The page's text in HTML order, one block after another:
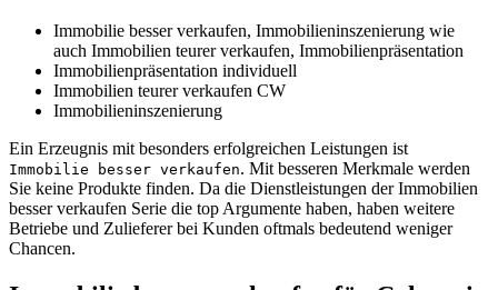
Immobilie besser verkaufen, Immobilieninszenierung wie
auch Immobilien teurer verkaufen, Immobilienpräsentation
Immobilienpräsentation individuell
Immobilien teurer verkaufen CW
Immobilieninszenierung
Ein Erzeugnis mit besonders erfolgreichen Leistungen ist
Immobilie besser verkaufen. Mit besseren Merkmale werden
Sie keine Produkte finden. Da die Dienstleistungen der Immobilien
besser verkaufen Serie die top Argumente haben, haben weitere
Betriebe und Zulieferer bei Kunden oftmals bedeutend weniger
Chancen.